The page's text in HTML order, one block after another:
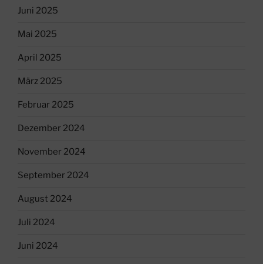
Juni 2025
Mai 2025
April 2025
März 2025
Februar 2025
Dezember 2024
November 2024
September 2024
August 2024
Juli 2024
Juni 2024